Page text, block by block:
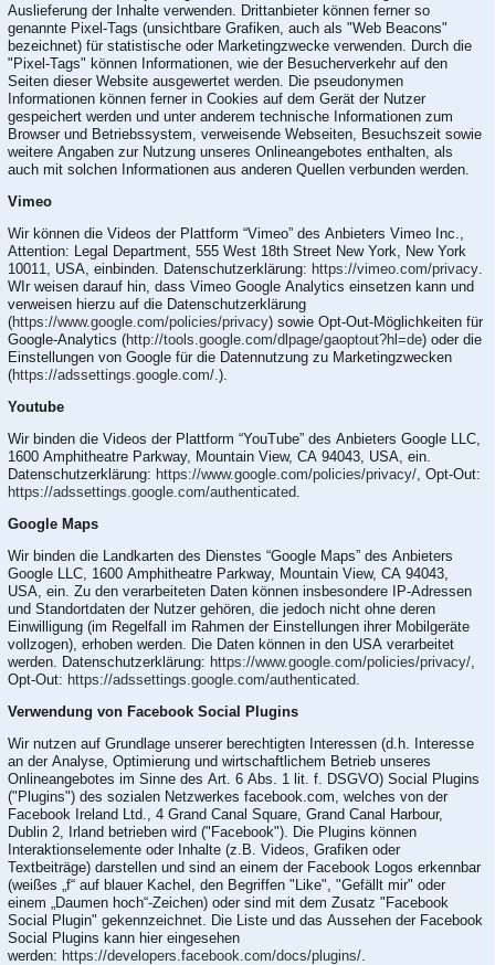
Auslieferung der Inhalte verwenden. Drittanbieter können ferner so
genannte Pixel-Tags (unsichtbare Grafiken, auch als "Web Beacons"
bezeichnet) für statistische oder Marketingzwecke verwenden. Durch die
"Pixel-Tags" können Informationen, wie der Besucherverkehr auf den
Seiten dieser Website ausgewertet werden. Die pseudonymen
Informationen können ferner in Cookies auf dem Gerät der Nutzer
gespeichert werden und unter anderem technische Informationen zum
Browser und Betriebssystem, verweisende Webseiten, Besuchszeit sowie
weitere Angaben zur Nutzung unseres Onlineangebotes enthalten, als
auch mit solchen Informationen aus anderen Quellen verbunden werden.
Vimeo
Wir können die Videos der Plattform “Vimeo” des Anbieters Vimeo Inc.,
Attention: Legal Department, 555 West 18th Street New York, New York
10011, USA, einbinden. Datenschutzerklärung: https://vimeo.com/privacy
WIr weisen darauf hin, dass Vimeo Google Analytics einsetzen kann und
verweisen hierzu auf die Datenschutzerklärung
(https://www.google.com/policies/privacy) sowie Opt-Out-Möglichkeiten für
Google-Analytics (http://tools.google.com/dlpage/gaoptout?hl=de) oder die
Einstellungen von Google für die Datennutzung zu Marketingzwecken
(https://adssettings.google.com/. ).
Youtube
Wir binden die Videos der Plattform “YouTube” des Anbieters Google LLC,
1600 Amphitheatre Parkway, Mountain View, CA 94043, USA, ein.
Datenschutzerklärung: https://www.google.com/policies/privacy/ , Opt-Out:
https://adssettings.google.com/authenticated
Google Maps
Wir binden die Landkarten des Dienstes “Google Maps” des Anbieters
Google LLC, 1600 Amphitheatre Parkway, Mountain View, CA 94043,
USA, ein. Zu den verarbeiteten Daten können insbesondere IP-Adressen
und Standortdaten der Nutzer gehören, die jedoch nicht ohne deren
Einwilligung (im Regelfall im Rahmen der Einstellungen ihrer Mobilgeräte
vollzogen), erhoben werden. Die Daten können in den USA verarbeitet
werden. Datenschutzerklärung: https://www.google.com/policies/privacy/
Opt-Out: https://adssettings.google.com/authenticated
Verwendung von Facebook Social Plugins
Wir nutzen auf Grundlage unserer berechtigten Interessen (d.h. Interesse
an der Analyse, Optimierung und wirtschaftlichem Betrieb unseres
Onlineangebotes im Sinne des Art. 6 Abs. 1 lit. f. DSGVO) Social Plugins
("Plugins") des sozialen Netzwerkes facebook.com, welches von der
Facebook Ireland Ltd., 4 Grand Canal Square, Grand Canal Harbour,
Dublin 2, Irland betrieben wird ("Facebook"). Die Plugins können
Interaktionselemente oder Inhalte (z.B. Videos, Grafiken oder
Textbeiträge) darstellen und sind an einem der Facebook Logos erkennbar
(weißes „f“ auf blauer Kachel, den Begriffen "Like", "Gefällt mir" oder
einem „Daumen hoch“-Zeichen) oder sind mit dem Zusatz "Facebook
Social Plugin" gekennzeichnet. Die Liste und das Aussehen der Facebook
Social Plugins kann hier eingesehen
werden: https://developers.facebook.com/docs/plugins/